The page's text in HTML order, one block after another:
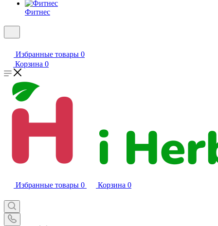
Фитнес
Избранные товары 0
Корзина 0
Избранные товары 0 Корзина 0